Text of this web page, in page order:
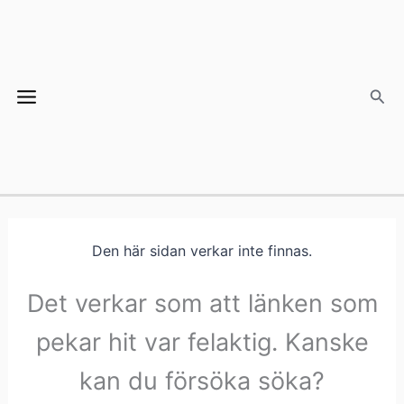
Sök
Den här sidan verkar inte finnas.
Det verkar som att länken som
pekar hit var felaktig. Kanske
kan du försöka söka?